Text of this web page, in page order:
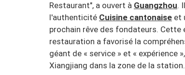
Restaurant", a ouvert à Guangzhou.
l'authenticité Cuisine cantonaise et
prochain rêve des fondateurs. Cette
restauration a favorisé la
géant de « service » et « expérience
Xiangjiang dans la zone de la station.